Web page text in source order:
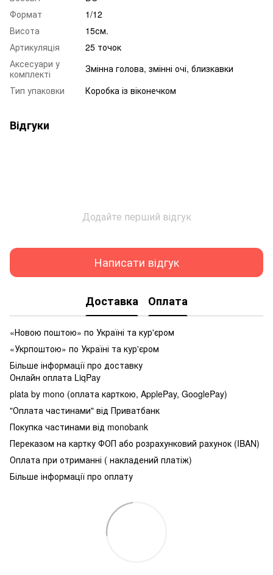
Формат
1/12
Висота
15см.
Артикуляція
25 точок
Аксесуари у
комплекті
Змінна голова, змінні очі, близкавки
Тип упаковки
Коробка із віконечком
Відгуки
Додайте перший відгук
Написати відгук
Доставка Оплата
«Новою поштою» по Україні та кур'єром
«Укрпоштою» по Україні та кур'єром
Більше інформації про доставку
Онлайн оплата LiqPay
plata by mono (оплата карткою, ApplePay, GooglePay)
"Оплата частинами" від Приватбанк
Покупка частинами від monobank
Переказом на картку ФОП або розрахунковий рахунок (IBAN)
Оплата при отриманні ( накладений платіж)
Більше інформації про оплату